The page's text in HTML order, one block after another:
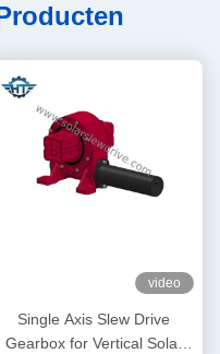
video
Single Axis Slew Drive
Gearbox for Vertical Solar